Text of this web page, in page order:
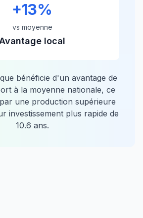
+13%
vs moyenne
local
bénéficie d'un avantage de
à la moyenne nationale, ce
une production supérieure
investissement plus rapide de
10.6 ans.